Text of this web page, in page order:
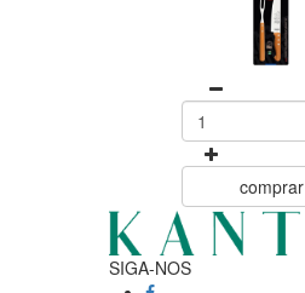
comprar
SIGA-NOS